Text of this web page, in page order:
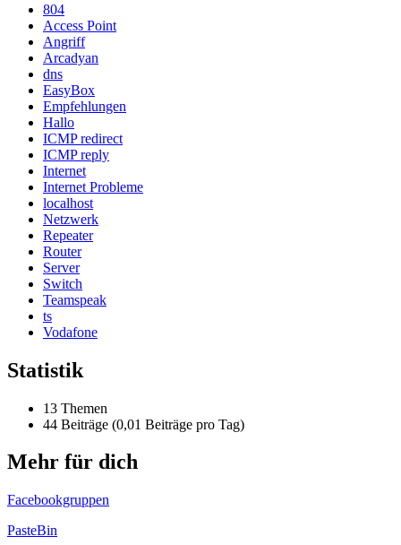
804
Access Point
Angriff
Arcadyan
dns
EasyBox
Empfehlungen
Hallo
ICMP redirect
ICMP reply
Internet
Internet Probleme
localhost
Netzwerk
Repeater
Router
Server
Switch
Teamspeak
ts
Vodafone
Statistik
13 Themen
44 Beiträge (0,01 Beiträge pro Tag)
Mehr für dich
Facebookgruppen
PasteBin